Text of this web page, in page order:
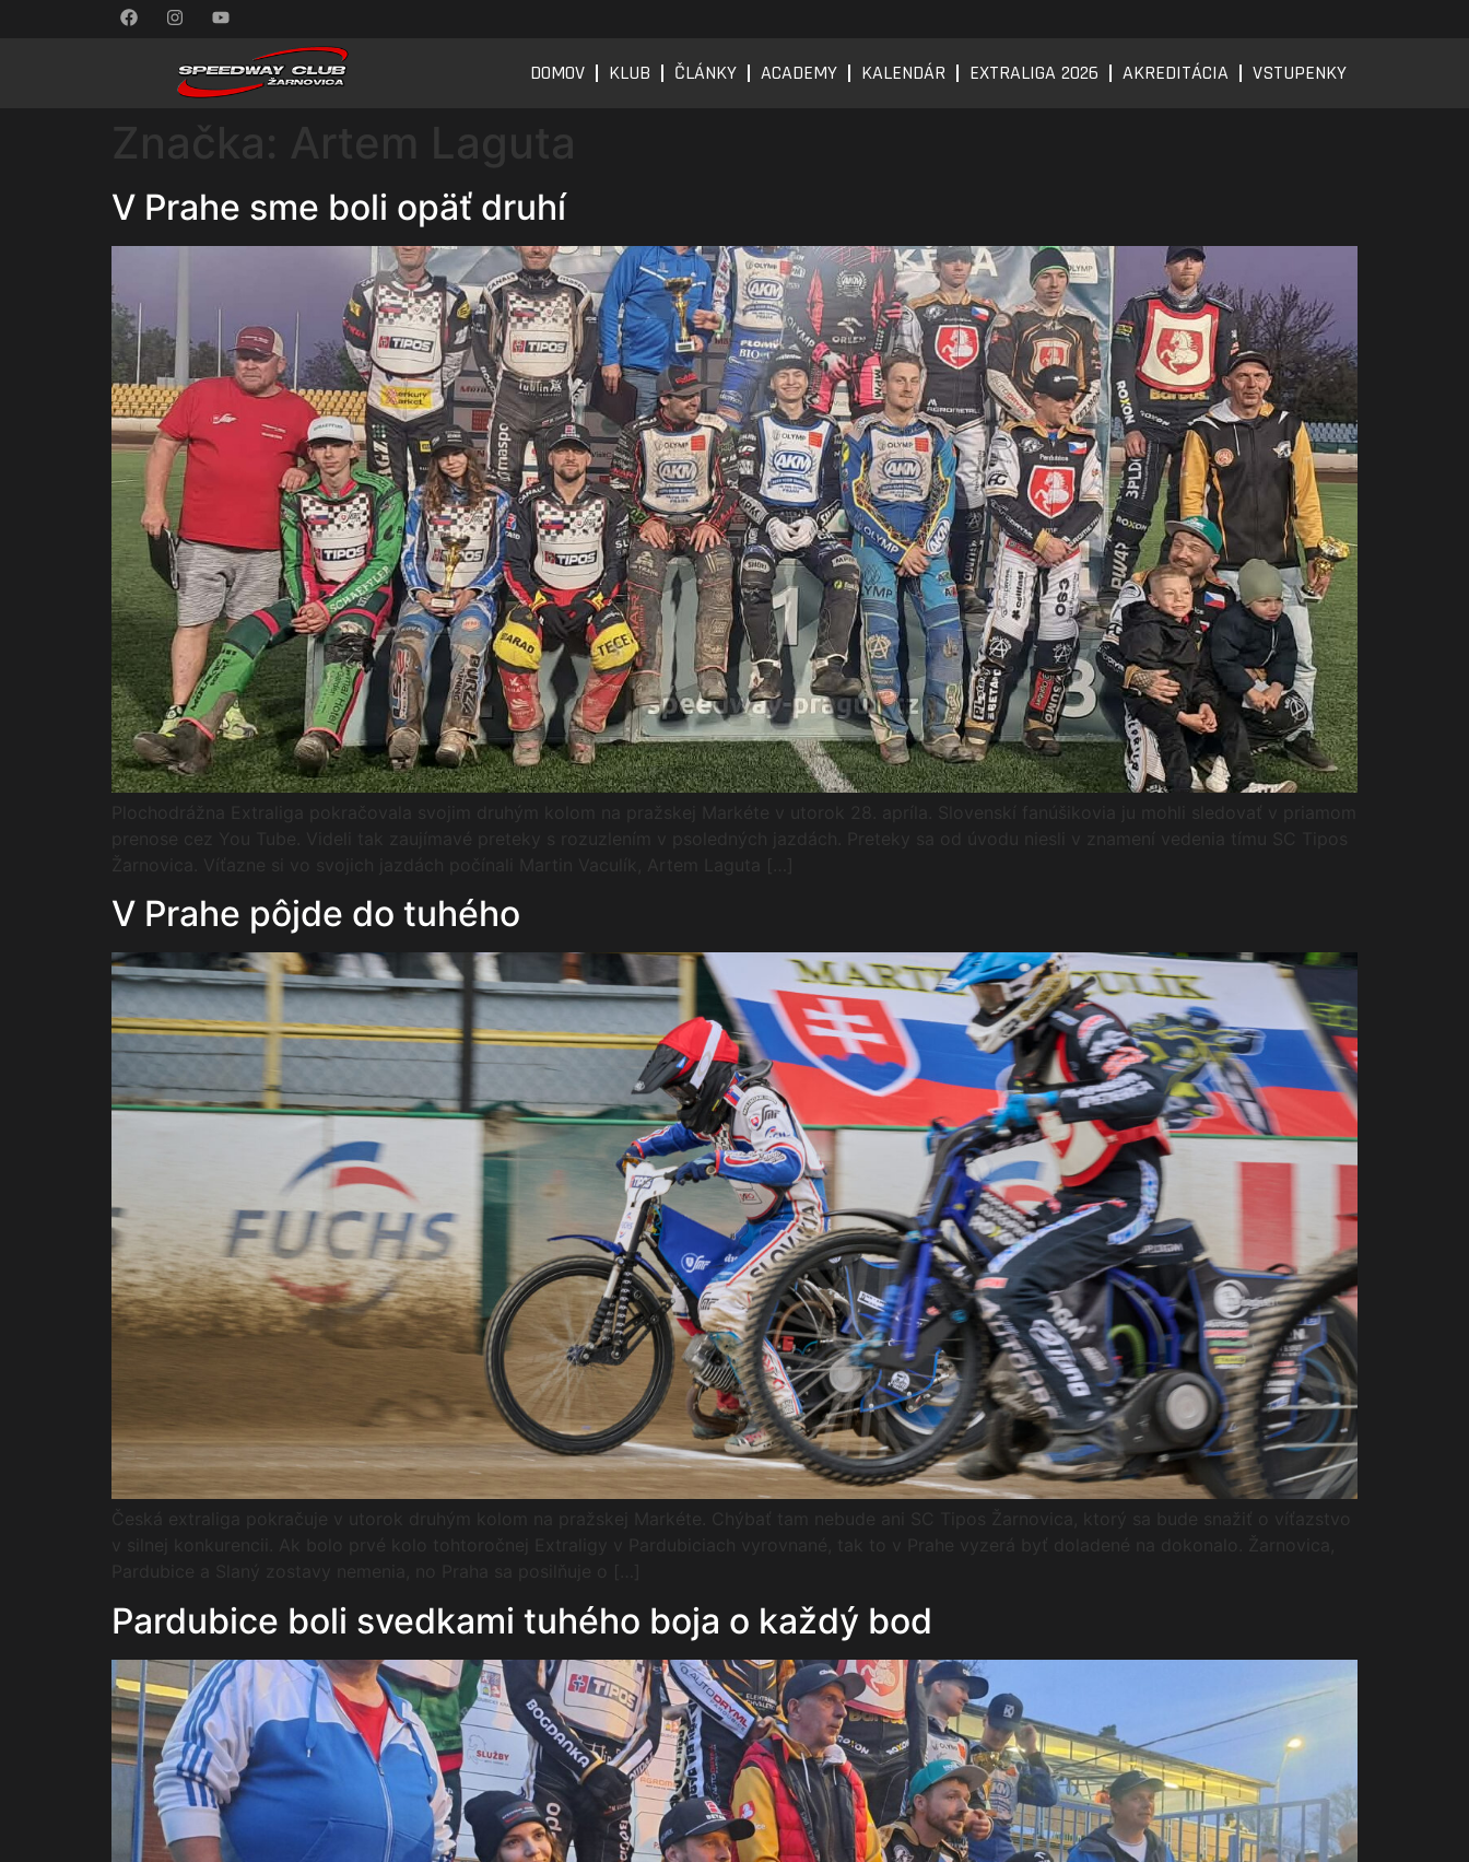
DOMOV KLUB ČLÁNKY ACADEMY KALENDÁR EXTRALIGA 2026 AKREDITÁCIA VSTUPENKY
Značka: Artem Laguta
V Prahe sme boli opäť druhí
Plochodrážna Extraliga pokračovala svojim druhým kolom na pražskej Markéte v utorok 28. apríla. Slovenskí fanúšikovia ju mohli sledovať v priamom
prenose cez You Tube. Videli tak zaujímavé preteky s rozuzlením v psoledných jazdách. Preteky sa od úvodu niesli v znamení vedenia tímu SC Tipos
Žarnovica. Víťazne si vo svojich jazdách počínali Martin Vaculík, Artem Laguta […]
V Prahe pôjde do tuhého
Česká extraliga pokračuje v utorok druhým kolom na pražskej Markéte. Chýbať tam nebude ani SC Tipos Žarnovica, ktorý sa bude snažiť o víťazstvo
v silnej konkurencii. Ak bolo prvé kolo tohtoročnej Extraligy v Pardubiciach vyrovnané, tak to v Prahe vyzerá byť doladené na dokonalo. Žarnovica,
Pardubice a Slaný zostavy nemenia, no Praha sa posilňuje o […]
Pardubice boli svedkami tuhého boja o každý bod